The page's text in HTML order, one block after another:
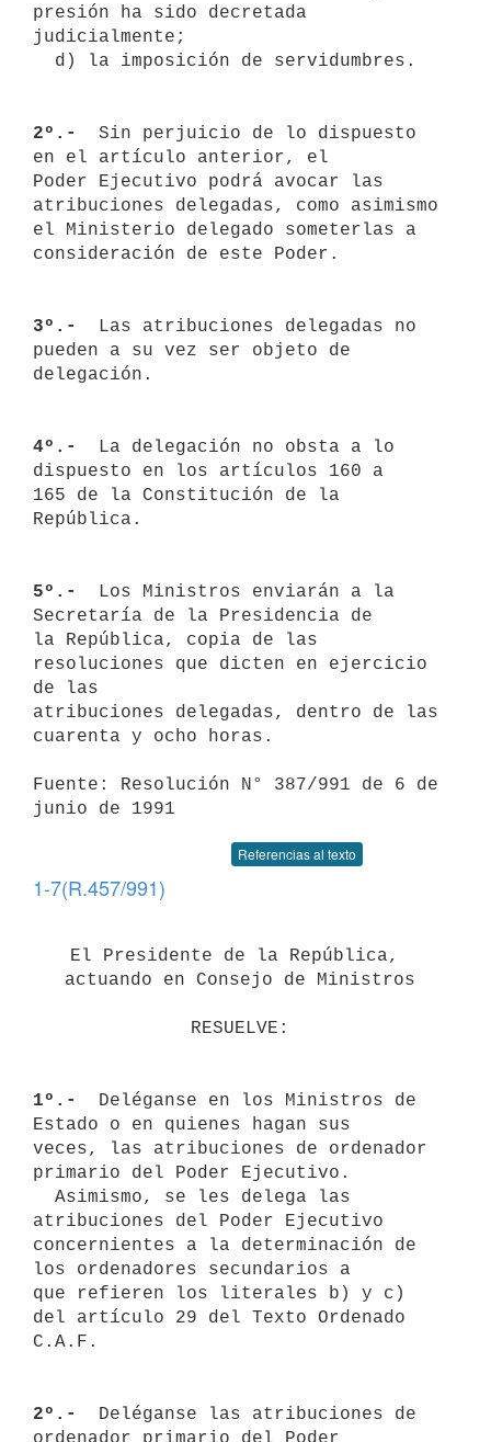
presión ha sido decretada
judicialmente;
2º.-
Sin perjuicio de lo dispuesto
en el artículo anterior, el
Poder Ejecutivo podrá avocar las
atribuciones delegadas, como asimismo
el Ministerio delegado someterlas a
consideración de este Poder.
3º.-
Las atribuciones delegadas no
pueden a su vez ser objeto de
delegación.
4º.-
La delegación no obsta a lo
dispuesto en los artículos 160 a
165 de la Constitución de la
República.
5º.-
Los Ministros enviarán a la
Secretaría de la Presidencia de
la República, copia de las
resoluciones que dicten en ejercicio
de las
atribuciones delegadas, dentro de las
cuarenta y ocho horas.
Fuente: Resolución N° 387/991 de 6 de
junio de 1991
Referencias al texto
1-7(R.457/991)
El Presidente de la República,
actuando en Consejo de Ministros
RESUELVE:
1º.-
Deléganse en los Ministros de
Estado o en quienes hagan sus
veces, las atribuciones de ordenador
primario del Poder Ejecutivo.
atribuciones del Poder Ejecutivo
concernientes a la determinación de
los ordenadores secundarios a
que refieren los literales b) y c)
del artículo 29 del Texto Ordenado
C.A.F.
2º.-
Deléganse las atribuciones de